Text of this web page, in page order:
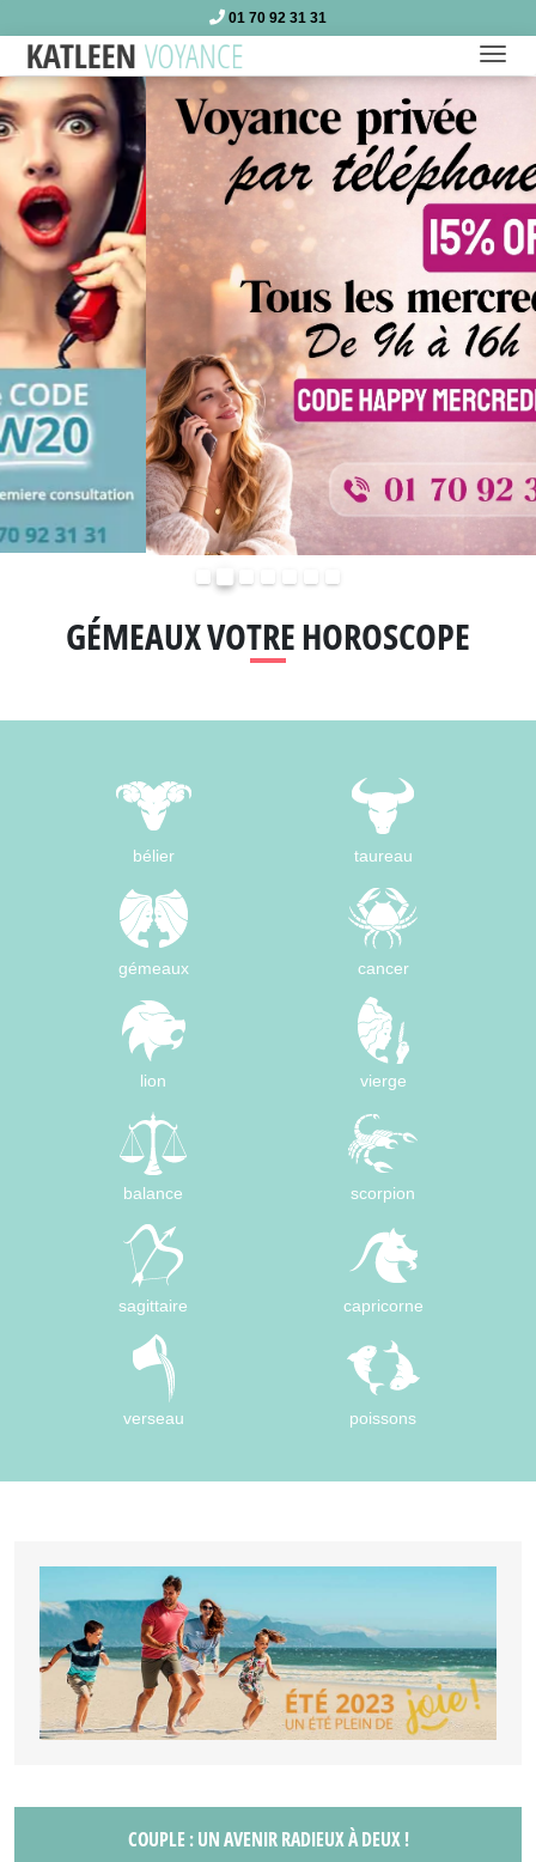
01 70 92 31 31
GÉMEAUX VOTRE HOROSCOPE
bélier taureau
gémeaux cancer
lion vierge
balance scorpion
sagittaire capricorne
verseau poissons
COUPLE : UN AVENIR RADIEUX À DEUX !